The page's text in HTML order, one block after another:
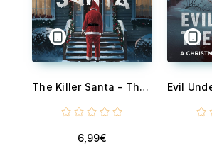
The Killer Santa - The Horrific Story of the Covina Massacre
6,99€